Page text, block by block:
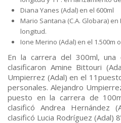
Diana Yanes (Adal) en el 600ml
Mario Santana (C.A. Globara)
longitud.
Ione Merino (Adal) en el 1.500m
En la carrera del 300ml, una
clasificaron Amine Bittouri
Umpierrez (Adal) en el
personales. Alejandro
puesto en la carrera de
clasificó Andrea Hernández
clasificó Lucia Rodríguez (Adal)